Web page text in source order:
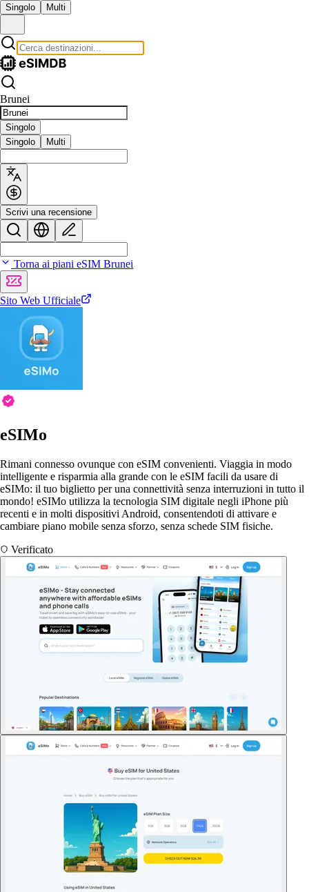
Singolo Multi
Brunei
Singolo
Singolo
Multi
Scrivi una recensione
Torna ai piani eSIM Brunei
Sito Web Ufficiale
eSIMo
Rimani connesso ovunque con eSIM convenienti. Viaggia in modo
intelligente e risparmia alla grande con le eSIM facili da usare di
eSIMo: il tuo biglietto per una connettività senza interruzioni in tutto il
mondo! eSIMo utilizza la tecnologia SIM digitale negli iPhone più
recenti e in molti dispositivi Android, consentendoti di attivare e
cambiare piano mobile senza sforzo, senza schede SIM fisiche.
Verificato